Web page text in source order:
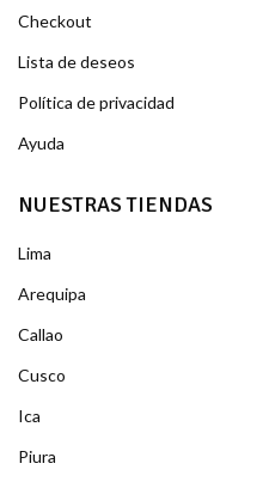
Checkout
Lista de deseos
Política de privacidad
Ayuda
NUESTRAS TIENDAS
Lima
Arequipa
Callao
Cusco
Ica
Piura